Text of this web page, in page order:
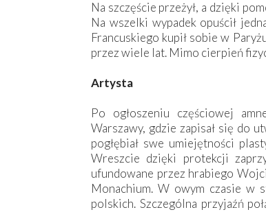
Na szczęście przeżył, a dzięki
Na wszelki wypadek opuścił
Francuskiego kupił sobie w
przez wiele lat. Mimo cierpień
Artysta
Po ogłoszeniu częściowej
Warszawy, gdzie zapisał się do
pogłębiał swe umiejętności
Wreszcie dzięki protekcji
ufundowane przez hrabiego
Monachium. W owym czasie w
polskich. Szczególna przyjaźń